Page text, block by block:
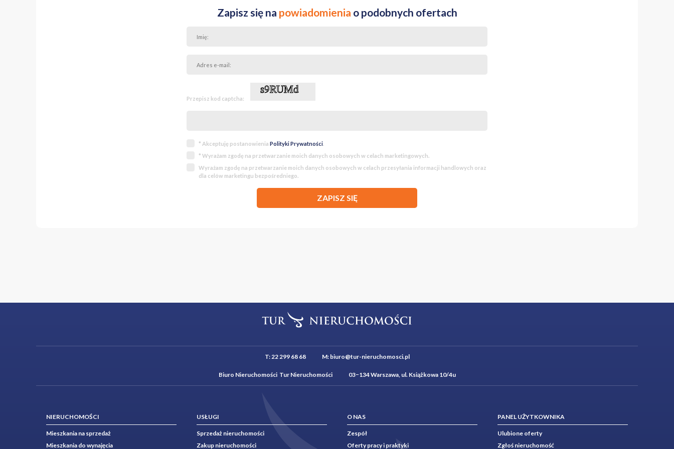
Zapisz się na powiadomienia o podobnych ofertach
Przepisz kod captcha:
* Akceptuję postanowienia Polityki Prywatności.
* Wyrażam zgodę na przetwarzanie moich danych osobowych w celach marketingowych.
Wyrażam zgodę na przetwarzanie moich danych osobowych w celach przesyłania informacji handlowych oraz
dla celów marketingu bezpośredniego.
ZAPISZ SIĘ
T:22 299 68 68M: biuro@tur-nieruchomosci.pl
Biuro Nieruchomości Tur Nieruchomości 03−134 Warszawa, ul. Książkowa 10/4u
NIERUCHOMOŚCI
Mieszkania na sprzedaż
Mieszkania do wynajęcia
USŁUGI
Sprzedaż nieruchomości
Zakup nieruchomości
O NAS
Zespół
Oferty pracy i praktyki
PANEL UŻYTKOWNIKA
Ulubione oferty
Zgłoś nieruchomość